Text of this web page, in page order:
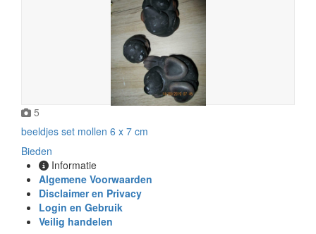
5
beeldjes set mollen 6 x 7 cm
Bieden
Informatie
Algemene Voorwaarden
Disclaimer en Privacy
Login en Gebruik
Veilig handelen